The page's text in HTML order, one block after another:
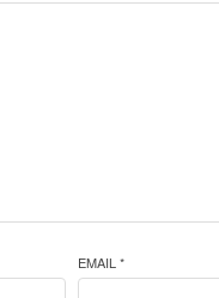
EMAIL *